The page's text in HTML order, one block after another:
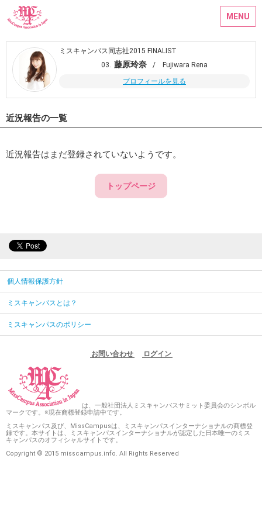
MENU
ミスキャンパス同志社2015 FINALIST
03. 藤原玲奈
/ Fujiwara Rena
プロフィールを見る
近況報告の一覧
近況報告はまだ登録されていないようです。
トップページ
個人情報保護方針
ミスキャンパスとは？
ミスキャンパスのポリシー
お問い合わせ ログイン
は、一般社団法人ミスキャンパスサミット委員会のシンボル
マークです。※現在商標登録申請中です。
ミスキャンパス及び、MissCampusは、ミスキャンパスインターナショナルの商標登
録です。本サイトは、ミスキャンパスインターナショナルが認定した日本唯一のミス
キャンパスのオフィシャルサイトです。
Copyright © 2015 misscampus.info. All Rights Reserved